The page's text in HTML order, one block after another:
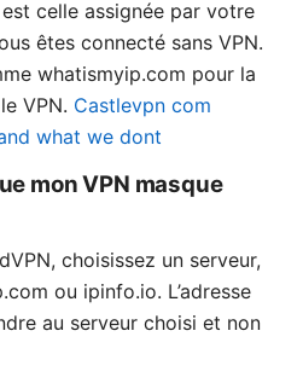
celle assignée par votre
êtes connecté sans VPN.
whatismyip.com pour la
VPN. Castlevpn com
what we dont
mon VPN masque
choisissez un serveur,
ou ipinfo.io. L’adresse
au serveur choisi et non